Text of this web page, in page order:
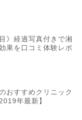
》経過写真付きで湘
果を口コミ体験レポ
おすすめクリニック
年最新】